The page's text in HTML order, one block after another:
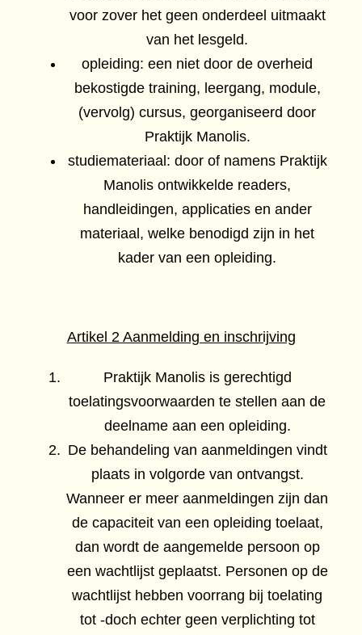
voor zover het geen onderdeel uitmaakt
van het lesgeld.
opleiding: een niet door de overheid
bekostigde training, leergang, module,
(vervolg) cursus, georganiseerd door
Praktijk Manolis.
studiemateriaal: door of namens Praktijk
Manolis ontwikkelde readers,
handleidingen, applicaties en ander
materiaal, welke benodigd zijn in het
kader van een opleiding.
Artikel 2 Aanmelding en inschrijving
Praktijk Manolis is gerechtigd
toelatingsvoorwaarden te stellen aan de
deelname aan een opleiding.
De behandeling van aanmeldingen vindt
plaats in volgorde van ontvangst.
Wanneer er meer aanmeldingen zijn dan
de capaciteit van een opleiding toelaat,
dan wordt de aangemelde persoon op
een wachtlijst geplaatst. Personen op de
wachtlijst hebben voorrang bij toelating
tot -doch echter geen verplichting tot